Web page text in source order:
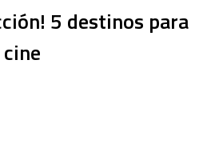
5 destinos para